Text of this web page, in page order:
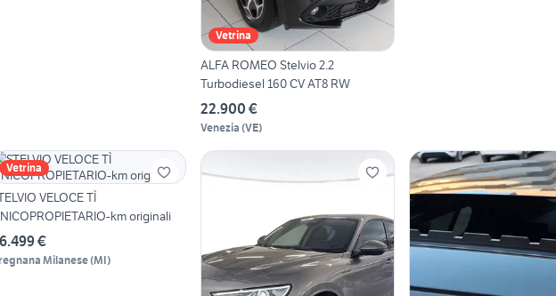
Vetrina
ALFA ROMEO Stelvio 2.2
Turbodiesel 160 CV AT8 RW
22.900 €
Venezia (VE)
Vetrina
VELOCE TÌ
km originali
€
Milanese(MI)